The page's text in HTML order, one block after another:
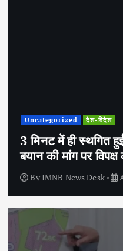
Uncategorized देश-विदेश
3 मिनट में ही स्थगित
बयान की मांग पर विपक्ष
By IMNB News Desk